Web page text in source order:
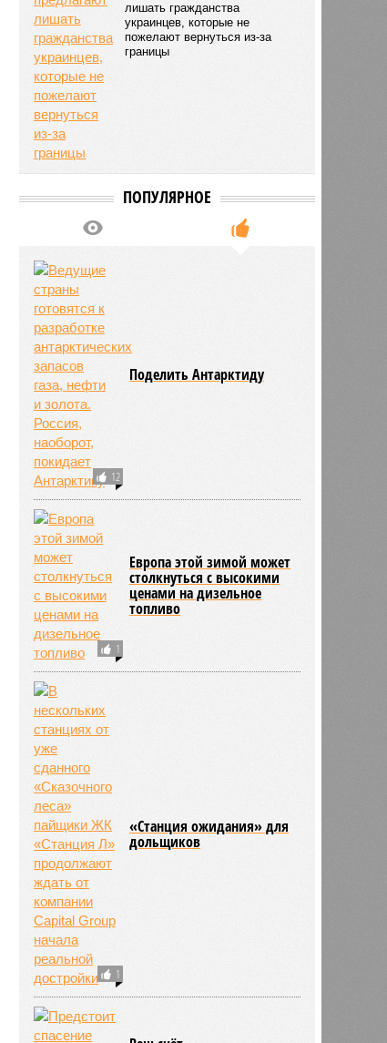
лишать гражданства
украинцев, которые не
пожелают вернуться из-за
границы
ПОПУЛЯРНОЕ
12
Поделить Антарктиду
1
Европа этой зимой может
столкнуться с высокими
ценами на дизельное
топливо
1
«Станция ожидания» для
дольщиков